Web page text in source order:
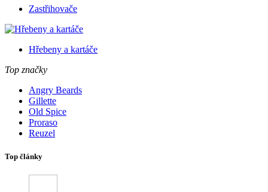
Zastřihovače
Hřebeny a kartáče
Top značky
Angry Beards
Gillette
Old Spice
Proraso
Reuzel
Top články